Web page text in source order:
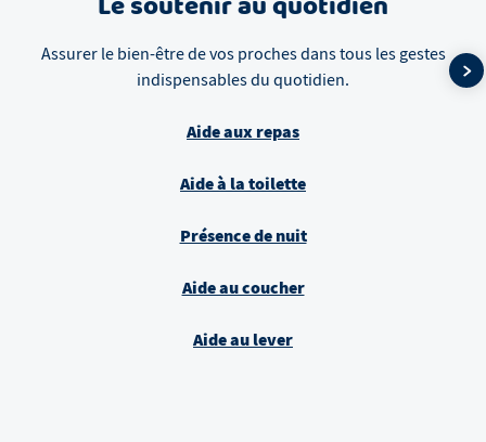
Assurer le bien-être de vos proches dans tous les gestes
indispensables du quotidien.
Aide aux repas
Aide à la toilette
Présence de nuit
Aide au coucher
Aide au lever